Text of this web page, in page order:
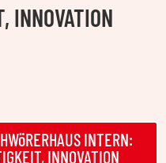
INNOVATION
INTERN:
INNOVATION